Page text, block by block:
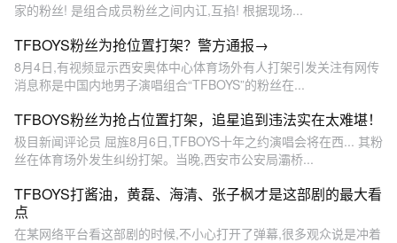
家的粉丝! 是组合成员粉丝之间内讧,互掐! 根据现场...
TFBOYS粉丝为抢位置打架？警方通报→
8月4日,有视频显示西安奥体中心体育场外有人打架引发关注有网传
消息称是中国内地男子演唱组合“TFBOYS”的粉丝在...
TFBOYS粉丝为抢占位置打架，追星追到违法实在太难堪！
极目新闻评论员 屈旌8月6日,TFBOYS十年之约演唱会将在西... 其粉
丝在体育场外发生纠纷打架。当晚,西安市公安局灞桥...
TFBOYS打酱油，黄磊、海清、张子枫才是这部剧的最大看
点
在某网络平台看这部剧的时候,不小心打开了弹幕,很多观众说是冲着